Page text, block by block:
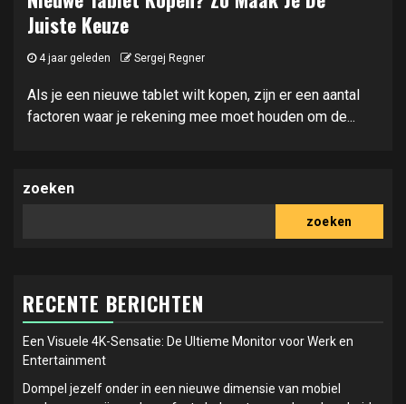
Juiste Keuze
4 jaar geleden Sergej Regner
Als je een nieuwe tablet wilt kopen, zijn er een aantal
factoren waar je rekening mee moet houden om de...
zoeken
zoeken
RECENTE BERICHTEN
Een Visuele 4K-Sensatie: De Ultieme Monitor voor Werk en
Entertainment
Dompel jezelf onder in een nieuwe dimensie van mobiel